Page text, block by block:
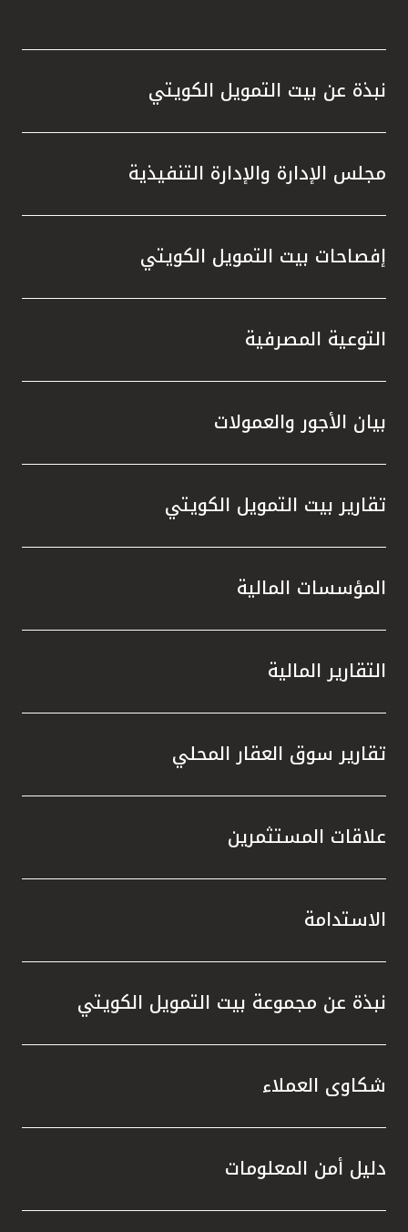
نبذة عن بيت التمويل الكويتي
مجلس الإدارة والإدارة التنفيذية
إفصاحات بيت التمويل الكويتي
التوعية المصرفية
بيان الأجور والعمولات
تقارير بيت التمويل الكويتي
المؤسسات المالية
التقارير المالية
تقارير سوق العقار المحلي
علاقات المستثمرين
الاستدامة
نبذة عن مجموعة بيت التمويل الكويتي
شكاوى العملاء
دليل أمن المعلومات